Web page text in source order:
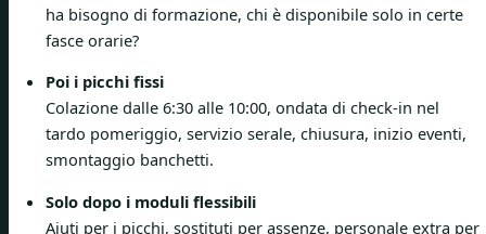
ha bisogno di formazione, chi è disponibile solo in certe
fasce orarie?
Poi i picchi fissi
Colazione dalle 6:30 alle 10:00, ondata di check-in nel
tardo pomeriggio, servizio serale, chiusura, inizio eventi,
smontaggio banchetti.
Solo dopo i moduli flessibili
Aiuti per i picchi, sostituti per assenze, personale extra per